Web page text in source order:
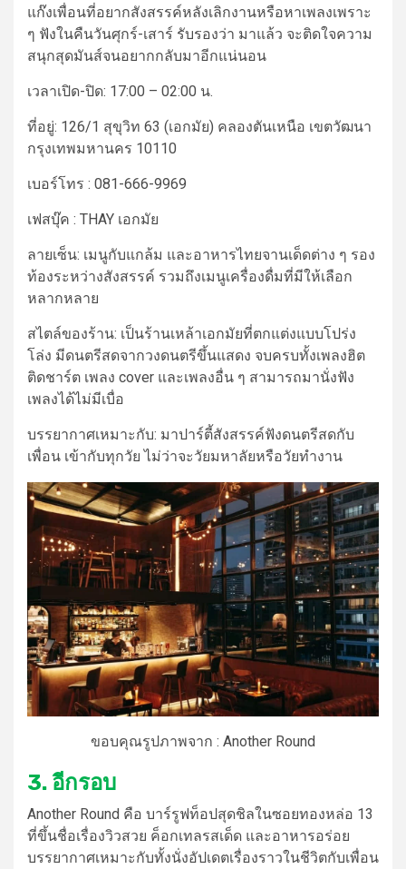
แก๊งเพื่อนที่อยากสังสรรค์หลังเลิกงานหรือหาเพลงเพราะ
ๆ ฟังในคืนวันศุกร์-เสาร์ รับรองว่า มาแล้ว จะติดใจความ
สนุกสุดมันส์จนอยากกลับมาอีกแน่นอน
เวลาเปิด-ปิด: 17:00 – 02:00 น.
ที่อยู่: 126/1 สุขุวิท 63 (เอกมัย) คลองตันเหนือ เขตวัฒนา
กรุงเทพมหานคร 10110
เบอร์โทร : 081-666-9969
เฟสบุ๊ค : THAY เอกมัย
ลายเซ็น: เมนูกับแกล้ม และอาหารไทยจานเด็ดต่าง ๆ รอง
ท้องระหว่างสังสรรค์ รวมถึงเมนูเครื่องดื่มที่มีให้เลือก
หลากหลาย
สไตล์ของร้าน: เป็นร้านเหล้าเอกมัยที่ตกแต่งแบบโปร่ง
โล่ง มีดนตรีสดจากวงดนตรีขึ้นแสดง จบครบทั้งเพลงฮิต
ติดชาร์ต เพลง cover และเพลงอื่น ๆ สามารถมานั่งฟัง
เพลงได้ไม่มีเบื่อ
บรรยากาศเหมาะกับ: มาปาร์ตี้สังสรรค์ฟังดนตรีสดกับ
เพื่อน เข้ากับทุกวัย ไม่ว่าจะวัยมหาลัยหรือวัยทำงาน
ขอบคุณรูปภาพจาก : Another Round
3. อีกรอบ
Another Round คือ บาร์รูฟท็อปสุดชิลในซอยทองหล่อ 13
ที่ขึ้นชื่อเรื่องวิวสวย ค็อกเทลรสเด็ด และอาหารอร่อย
บรรยากาศเหมาะกับทั้งนั่งอัปเดตเรื่องราวในชีวิตกับเพื่อน